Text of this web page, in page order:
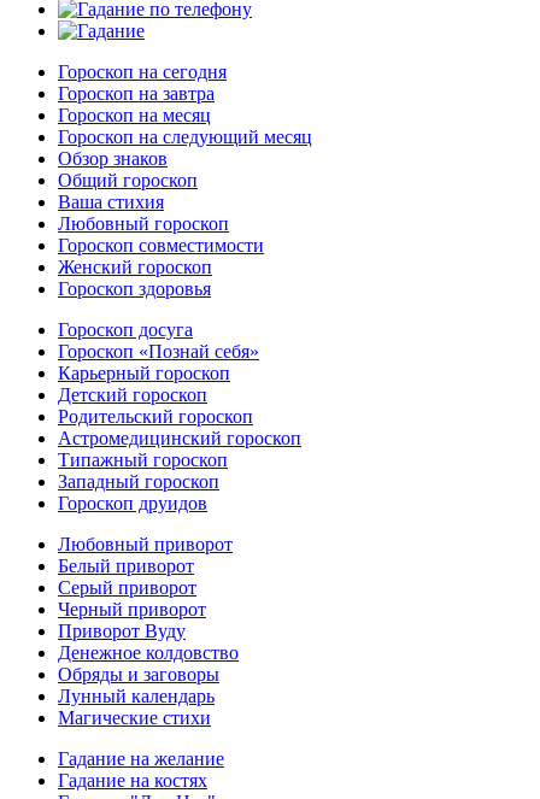
Гороскоп на сегодня
Гороскоп на завтра
Гороскоп на месяц
Гороскоп на следующий месяц
Обзор знаков
Общий гороскоп
Ваша стихия
Любовный гороскоп
Гороскоп совместимости
Женский гороскоп
Гороскоп здоровья
Гороскоп досуга
Гороскоп «Познай себя»
Карьерный гороскоп
Детский гороскоп
Родительский гороскоп
Астромедицинский гороскоп
Типажный гороскоп
Западный гороскоп
Гороскоп друидов
Любовный приворот
Белый приворот
Серый приворот
Черный приворот
Приворот Вуду
Денежное колдовство
Обряды и заговоры
Лунный календарь
Магические стихи
Гадание на желание
Гадание на костях